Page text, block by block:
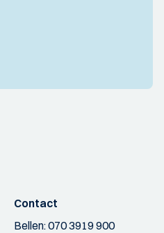
Contact
Bellen:070 3919 900